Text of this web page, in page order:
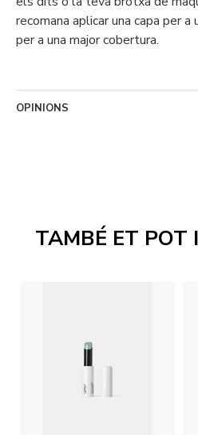
TAMBÉ ET POT
recomana aplicar una capa per
per a una major cobertura.
OPINIONS